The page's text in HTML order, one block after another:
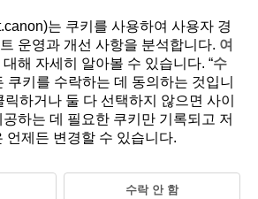
추가하기
로 추가하여 스마트폰이나 기타 기기에서 재생
수 있습니다.
는 쿠키를 사용하여 사용자 경
운영과 개선 사항을 분석합니다. 여
해 자세히 알아볼 수 있습니다. “수
쿠키를 수락하는 데 동의하는 것입니
릭하거나 둘 다 선택하지 않으면 사이
하는 데 필요한 쿠키만 기록되고 저
언제든 변경할 수 있습니다.
수락 안 함